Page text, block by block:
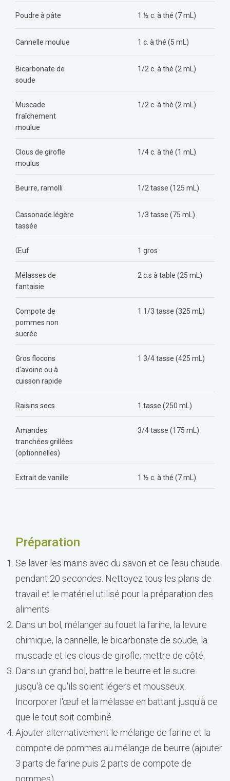
Poudre à pâte 1 ½ c. à thé (7 mL)
Cannelle moulue 1 c. à thé (5 mL)
Bicarbonate de
soude
1/2 c. à thé (2 mL)
Muscade
fraîchement
moulue
1/2 c. à thé (2 mL)
Clous de girofle
moulus
1/4 c. à thé (1 mL)
Beurre, ramolli 1/2 tasse (125 mL)
Cassonade légère
tassée
1/3 tasse (75 mL)
Œuf 1 gros
Mélasses de
fantaisie
2 c.s à table (25 mL)
Compote de
pommes non
sucrée
1 1/3 tasse (325 mL)
Gros flocons
d'avoine ou à
cuisson rapide
1 3/4 tasse (425 mL)
Raisins secs 1 tasse (250 mL)
Amandes
tranchées grillées
(optionnelles)
3/4 tasse (175 mL)
Extrait de vanille 1 ½ c. à thé (7 mL)
Préparation
Se laver les mains avec du savon et de l'eau chaude
pendant 20 secondes. Nettoyez tous les plans de
travail et le matériel utilisé pour la préparation des
aliments.
Dans un bol, mélanger au fouet la farine, la levure
chimique, la cannelle, le bicarbonate de soude, la
muscade et les clous de girofle; mettre de côté.
Dans un grand bol, battre le beurre et le sucre
jusqu'à ce qu'ils soient légers et mousseux.
Incorporer l'œuf et la mélasse en battant jusqu'à ce
que le tout soit combiné.
Ajouter alternativement le mélange de farine et la
compote de pommes au mélange de beurre (ajouter
3 parts de farine puis 2 parts de compote de
pommes).